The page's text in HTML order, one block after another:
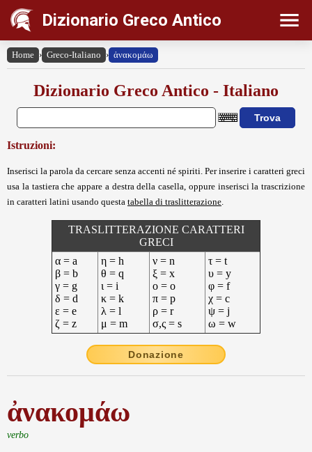
Dizionario Greco Antico
Home › Greco-Italiano › ἀνακομάω
Dizionario Greco Antico - Italiano
Istruzioni:
Inserisci la parola da cercare senza accenti né spiriti. Per inserire i caratteri greci
usa la tastiera che appare a destra della casella, oppure inserisci la trascrizione
in caratteri latini usando questa tabella di traslitterazione
TRASLITTERAZIONE CARATTERI
GRECI
α = a
β = b
γ = g
δ = d
ε = e
ζ = z
η = h
θ = q
ι = i
κ = k
λ = l
μ = m
ν = n
ξ = x
ο = o
π = p
ρ = r
σ,ς = s
τ = t
υ = y
φ = f
χ = c
ψ = j
ω = w
Donazione
ἀνακομάω
verbo